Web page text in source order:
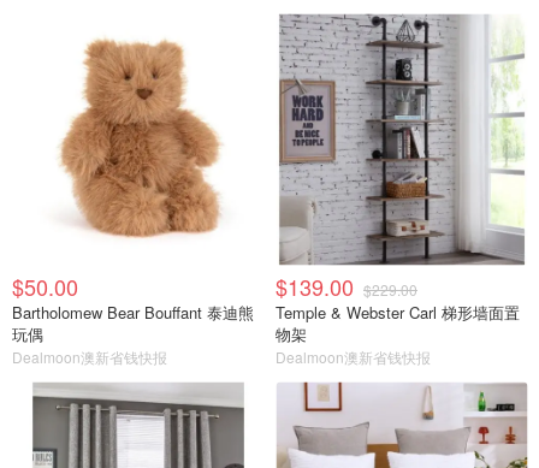
$50.00
Bartholomew Bear Bouffant 泰迪熊
玩偶
Dealmoon澳新省钱快报
$139.00 $229.00
Temple & Webster Carl 梯形墙面置
物架
Dealmoon澳新省钱快报